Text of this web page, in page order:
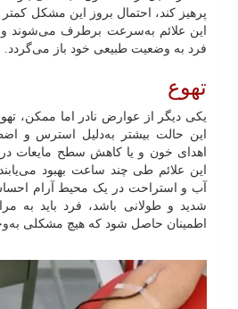
پرهیز کند، احتمال بروز این مشکل
این علائم به‌سرعت برطرف
فرد به وضعیت طبیعی خود باز می‌گردد.
تهوع
یکی دیگر از عوارض نادر اما ممکن،
این حالت بیشتر به‌دلیل استرس و
اهدای خون و یا کاهش سطح مایعات در
این علائم طی چند ساعت بهبود
آب و استراحت در یک محیط آرام احساس
شدید و طولانی باشد، فرد باید به
اطمینان حاصل شود که هیچ مشکلی